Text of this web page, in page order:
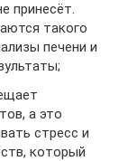
принесёт.
такого
печени и
а это
стресс и
который